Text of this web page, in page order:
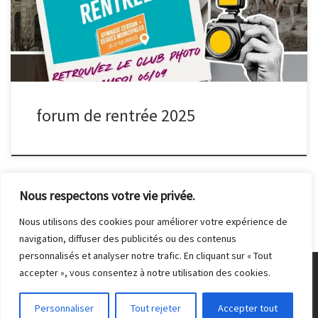
Nous respectons votre vie privée.
Nous utilisons des cookies pour améliorer votre expérience de
navigation, diffuser des publicités ou des contenus
personnalisés et analyser notre trafic. En cliquant sur « Tout
accepter », vous consentez à notre utilisation des cookies.
Personnaliser Tout rejeter Accepter tout
associations, au gymnase Marcel Cerdan (37-39 rue Avaulée), de
9h à 18h. Plus d’informations sur l’inscription ici.
forum de rentrée 2025
© 2026Club Photo de Malakoff– Tous droits réservés